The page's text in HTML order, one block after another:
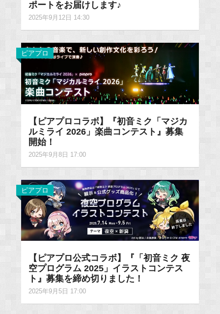
ポートをお届けします♪
2025年9月12日 14:30
ピアプロ
【ピアプロコラボ】『初音ミク「マジカ
ルミライ 2026」楽曲コンテスト』募集
開始！
2025年9月8日 17:00
ピアプロ
【ピアプロ公式コラボ】『「初音ミク 夜
空プログラム 2025」イラストコンテス
ト』募集を締め切りました！
2025年9月5日 17:00